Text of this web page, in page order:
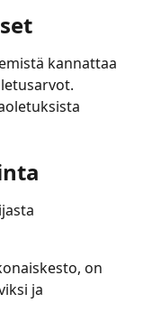
kannattaa
on
ja